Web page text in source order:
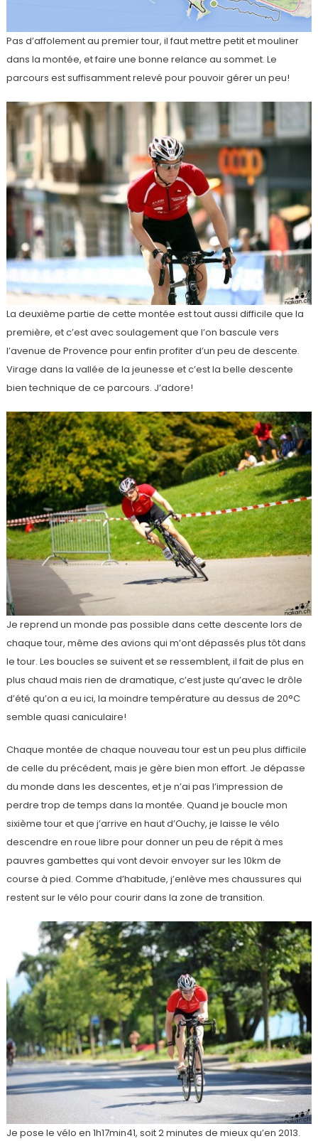
Pas d’affolement au premier tour, il faut mettre petit et mouliner
dans la montée, et faire une bonne relance au sommet. Le
parcours est suffisamment relevé pour pouvoir gérer un peu!
La deuxième partie de cette montée est tout aussi difficile que la
première, et c’est avec soulagement que l’on bascule vers
l’avenue de Provence pour enfin profiter d’un peu de descente.
Virage dans la vallée de la jeunesse et c’est la belle descente
bien technique de ce parcours. J’adore!
Je reprend un monde pas possible dans cette descente lors de
chaque tour, même des avions qui m’ont dépassés plus tôt dans
le tour. Les boucles se suivent et se ressemblent, il fait de plus en
plus chaud mais rien de dramatique, c’est juste qu’avec le drôle
d’été qu’on a eu ici, la moindre température au dessus de 20°C
semble quasi caniculaire!
Chaque montée de chaque nouveau tour est un peu plus difficile
de celle du précédent, mais je gère bien mon effort. Je dépasse
du monde dans les descentes, et je n’ai pas l’impression de
perdre trop de temps dans la montée. Quand je boucle mon
sixième tour et que j’arrive en haut d’Ouchy, je laisse le vélo
descendre en roue libre pour donner un peu de répit à mes
pauvres gambettes qui vont devoir envoyer sur les 10km de
course à pied. Comme d’habitude, j’enlève mes chaussures qui
restent sur le vélo pour courir dans la zone de transition.
Je pose le vélo en 1h17min41, soit 2 minutes de mieux qu’en 2013.